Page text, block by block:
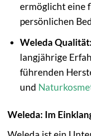
ermöglicht eine
persönlichen
Weleda Qualität:
langjährige
führenden
und
Weleda: Im